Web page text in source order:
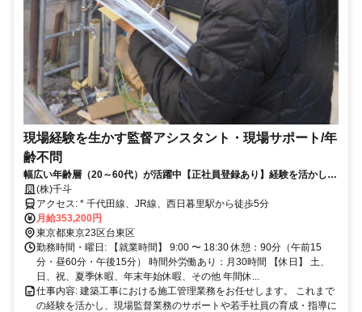
現場経験を生かす監督アシスタント・現場サポート/年
齢不問
幅広い年齢層（20～60代）が活躍中【正社員登録あり】経験を活かし
て、これからも現場で活躍しませんか？セカンドキャリアも歓迎！
(株)千斗
アクセス: * 千代田線、JR線、西日暮里駅から徒歩5分
月給353,200円
東京都東京23区台東区
勤務時間・曜日: 【就業時間】 9:00 〜 18:30 休憩：90分（午前15
分・昼60分・午後15分） 時間外労働あり：月30時間 【休日】 土、
日、祝、夏季休暇、年末年始休暇、その他 年間休...
仕事内容: 建築工事における施工管理業務をお任せします。 これまで
の経験を活かし、現場監督業務のサポートや若手社員の育成・指導に